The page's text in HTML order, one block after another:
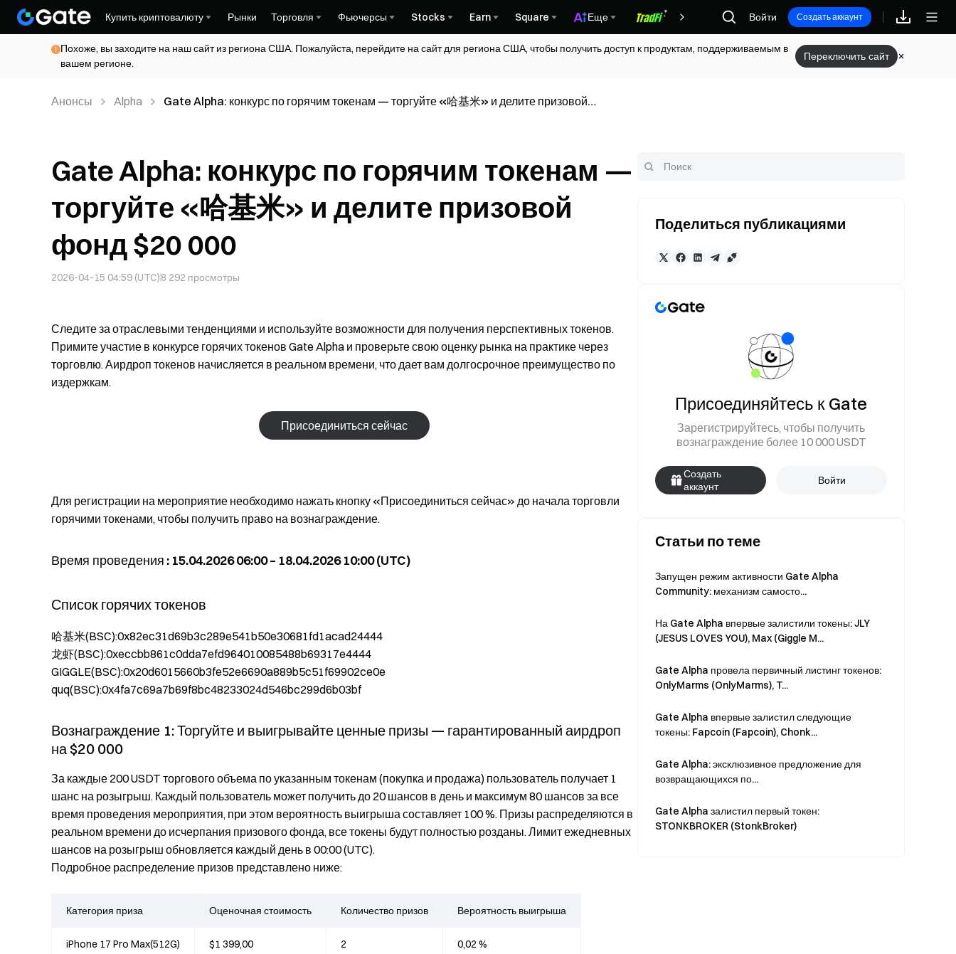
Купить криптовалюту Рынки Торговля Фьючерсы Stocks Earn Square Еще Награды
Войти Создать аккаунт
Похоже, вы заходите на наш сайт из региона США. Пожалуйста, перейдите на сайт для региона США, чтобы получить доступ к продуктам, поддерживаемым в
вашем регионе.
Переключить сайт
Анонсы Alpha
Gate Alpha: конкурс по горячим токенам — торгуйте «哈基米» и делите призовой
Gate Alpha: конкурс по горячим токенам —
торгуйте «哈基米» и делите призовой
фонд $20 000
2026-04-15 04:59 (UTC)8 292 просмотры
Следите за отраслевыми тенденциями и используйте возможности для получения перспективных токенов.
Примите участие в конкурсе горячих токенов Gate Alpha и проверьте свою оценку рынка на практике через
торговлю. Аирдроп токенов начисляется в реальном времени, что дает вам долгосрочное преимущество по
издержкам.
Присоединиться сейчас
Для регистрации на мероприятие необходимо нажать кнопку «Присоединиться сейчас» до начала торговли
горячими токенами, чтобы получить право на вознаграждение.
Время проведения : 15.04.2026 06:00 – 18.04.2026 10:00 (UTC)
Список горячих токенов
哈基米(BSC):0x82ec31d69b3c289e541b50e30681fd1acad24444
龙虾(BSC):0xeccbb861c0dda7efd964010085488b69317e4444
GIGGLE(BSC):0x20d6015660b3fe52e6690a889b5c51f69902ce0e
quq(BSC):0x4fa7c69a7b69f8bc48233024d546bc299d6b03bf
Вознаграждение 1: Торгуйте и выигрывайте ценные призы — гарантированный аирдроп
на $20 000
За каждые 200 USDT торгового объема по указанным токенам (покупка и продажа) пользователь получает 1
шанс на розыгрыш. Каждый пользователь может получить до 20 шансов в день и максимум 80 шансов за все
время проведения мероприятия, при этом вероятность выигрыша составляет 100 %. Призы распределяются в
реальном времени до исчерпания призового фонда, все токены будут полностью розданы. Лимит ежедневных
шансов на розыгрыш обновляется каждый день в 00:00 (UTC).
Подробное распределение призов представлено ниже:
Категория приза Оценочная стоимость Количество призов Вероятность выигрыша
iPhone 17 Pro Max(512G) $1 399,00 2 0,02 %
Поделиться публикациями
Присоединяйтесь к Gate
Зарегистрируйтесь, чтобы получить
вознаграждение более 10 000 USDT
Создать
аккаунт
Войти
Статьи по теме
Запущен режим активности Gate Alpha
Community: механизм самосто...
На Gate Alpha впервые залистили токены: JLY
(JESUS LOVES YOU), Max (Giggle M...
Gate Alpha провела первичный листинг токенов:
OnlyMarms (OnlyMarms), T...
Gate Alpha впервые залистил следующие
токены: Fapcoin (Fapcoin), Chonk...
Gate Alpha: эксклюзивное предложение для
возвращающихся по...
Gate Alpha залистил первый токен:
STONKBROKER (StonkBroker)